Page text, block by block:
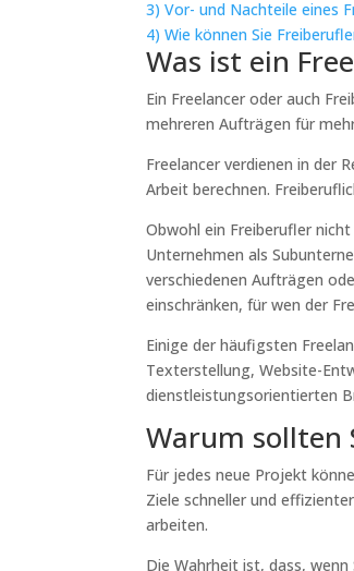
3) Vor- und Nachteile eines
4) Wie können Sie
Was ist ein
Ein Freelancer oder auch
mehreren Aufträgen für
Freelancer verdienen in der
Arbeit berechnen.
Obwohl ein Freiberufler
Unternehmen als
verschiedenen Aufträgen
einschränken, für wen der
Einige der häufigsten
Texterstellung, Website-
dienstleistungsorientierten
Warum sollten
Für jedes neue Projekt
Ziele schneller und
arbeiten.
Die Wahrheit ist, dass,